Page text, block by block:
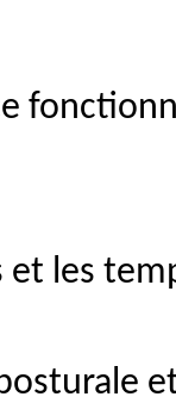
et les